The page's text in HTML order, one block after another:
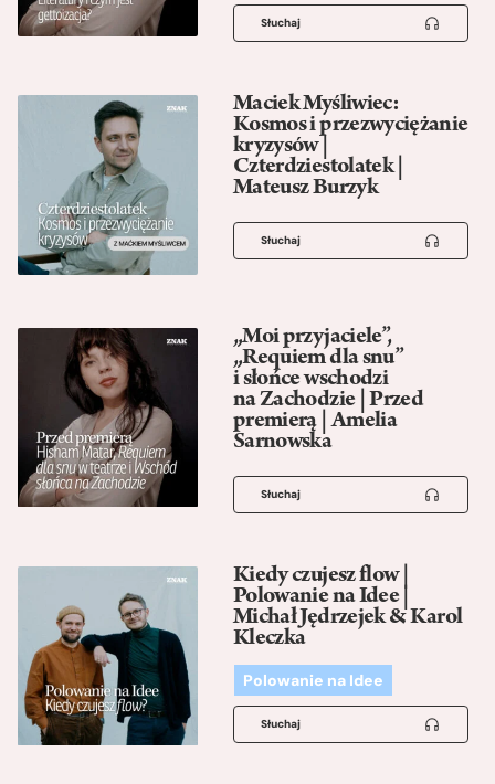
Słuchaj
Maciek Myśliwiec:
Kosmos i przezwyciężanie
kryzysów |
Czterdziestolatek |
Mateusz Burzyk
Słuchaj
„Moi przyjaciele”,
„Requiem dla snu”
i słońce wschodzi
na Zachodzie | Przed
premierą | Amelia
Sarnowska
Słuchaj
Kiedy czujesz flow |
Polowanie na Idee |
Michał Jędrzejek & Karol
Kleczka
Polowanie na Idee
Słuchaj